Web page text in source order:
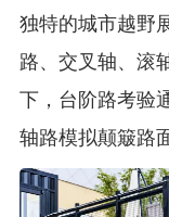
独特的城市越野
路、交叉轴、滚
下，台阶路考验
轴路模拟颠簸路